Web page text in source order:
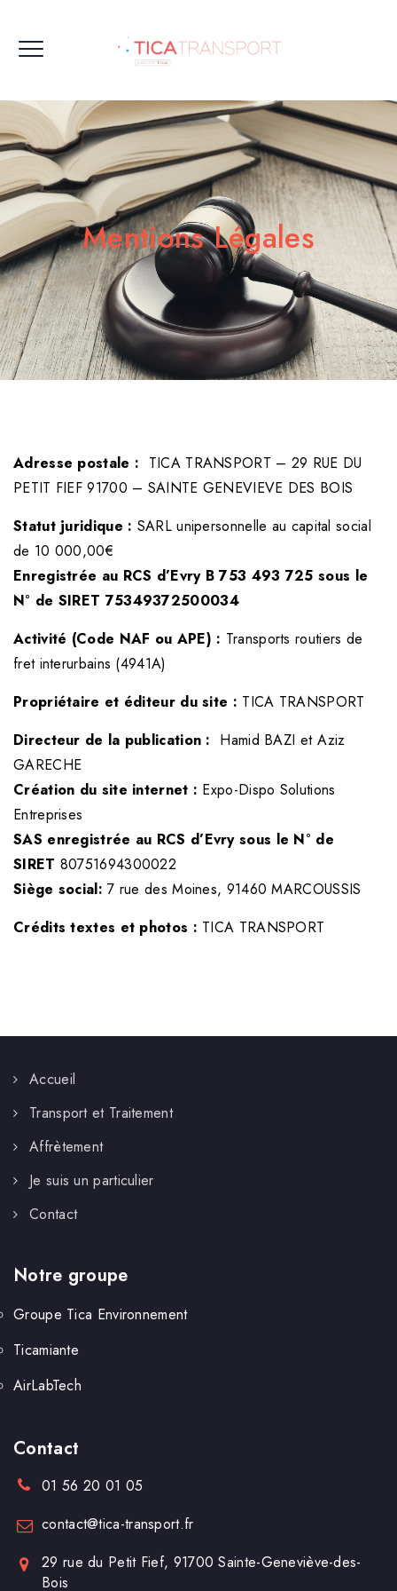
Mentions Légales
Adresse postale : TICA TRANSPORT – 29 RUE DU
PETIT FIEF 91700 – SAINTE GENEVIEVE DES BOIS
Statut juridique : SARL unipersonnelle au capital social
de 10 000,00€
Enregistrée au RCS d’Evry B 753 493 725 sous le
N° de SIRET 75349372500034
Activité (Code NAF ou APE) : Transports routiers de
fret interurbains (4941A)
Propriétaire et éditeur du site : TICA TRANSPORT
Directeur de la publication : Hamid BAZI et Aziz
GARECHE
Création du site internet : Expo-Dispo Solutions
Entreprises
SAS enregistrée au RCS d’Evry sous le N° de
SIRET 80751694300022
Siège social:7 rue des Moines, 91460 MARCOUSSIS
Crédits textes et photos : TICA TRANSPORT
Accueil
Transport et Traitement
Affrètement
Je suis un particulier
Contact
Notre groupe
Groupe Tica Environnement
Ticamiante
AirLabTech
Contact
01 56 20 01 05
contact@tica-transport.fr
29 rue du Petit Fief, 91700 Sainte-Geneviève-des-
Bois